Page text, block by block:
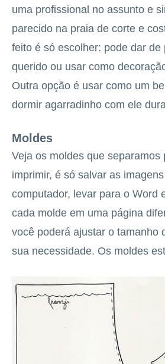
uma profissional no assunto e
parecido na praia de corte e
feito é só escolher: pode dar de
querido ou usar como
Outra opção é usar como um
dormir agarradinho com ele
Moldes
Veja os moldes que separamos
imprimir, é só salvar as
computador, levar para o Word
cada molde em uma página
você poderá ajustar o tamanho
sua necessidade. Os moldes